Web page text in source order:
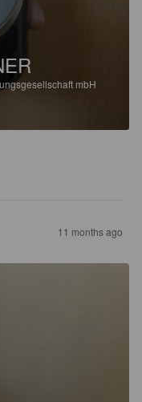
mbH
11 months ago